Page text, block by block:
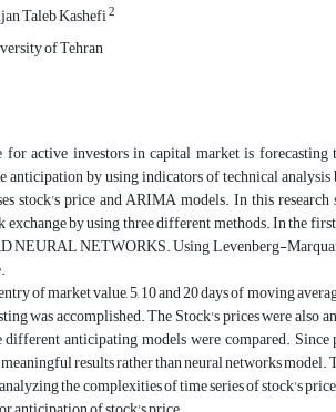
Taleb Kashefi2
of Tehran
active investors in capital market is
by using indicators of technical
stock's price and ARIMA models. In this
exchange by using three different methods. In the
NEURAL NETWORKS. Using Levenberg-
of market value, 5, 10 and 20 days of moving
was accomplished. The Stock's prices were
different anticipating models were compared.
results rather than neural networks
the complexities of time series of stock's